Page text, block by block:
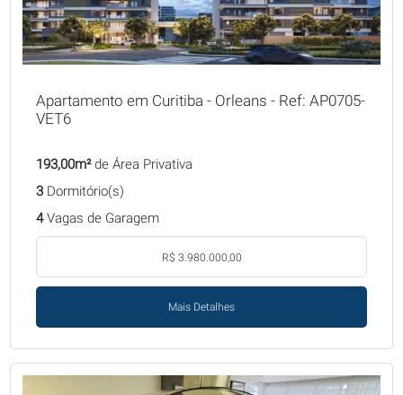
Apartamento em Curitiba - Orleans - Ref: AP0705-
VET6
193,00m²de Área Privativa
3Dormitório(s)
4Vagas de Garagem
R$ 3.980.000,00
Mais Detalhes